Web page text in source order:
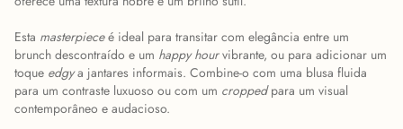
Esta masterpieceé ideal para transitar com elegância entre um
brunch descontraído e um happy hourvibrante, ou para adicionar um
toque edgya jantares informais. Combine-o com uma blusa fluida
para um contraste luxuoso ou com um croppedpara um visual
contemporâneo e audacioso.